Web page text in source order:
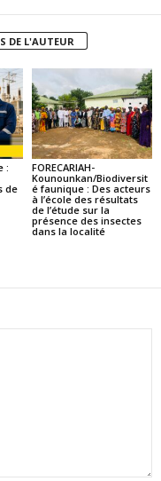
DE L'AUTEUR
:
de
FORECARIAH-
Kounounkan/Biodiversit
é faunique : Des acteurs
à l’école des résultats
de l’étude sur la
présence des insectes
dans la localité